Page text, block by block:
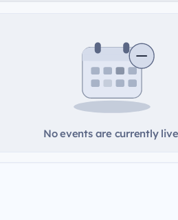
No events are currently